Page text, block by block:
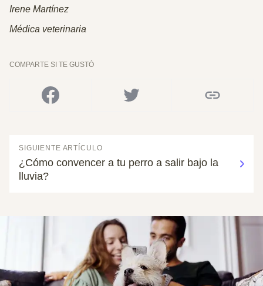
Irene Martínez
Médica veterinaria
COMPARTE SI TE GUSTÓ
SIGUIENTE ARTÍCULO
¿Cómo convencer a tu perro a salir bajo la
lluvia?